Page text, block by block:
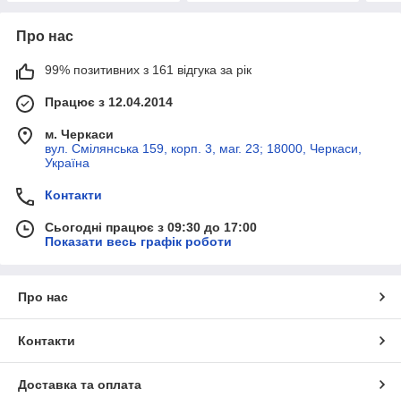
Про нас
99% позитивних з 161 відгука за рік
Працює з 12.04.2014
м. Черкаси
вул. Смілянська 159, корп. 3, маг. 23; 18000, Черкаси,
Україна
Контакти
Сьогодні працює з 09:30 до 17:00
Показати весь графік роботи
Про нас
Контакти
Доставка та оплата